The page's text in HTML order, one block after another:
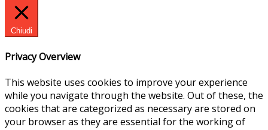
Chiudi
Privacy Overview
This website uses cookies to improve your experience
while you navigate through the website. Out of these, the
cookies that are categorized as necessary are stored on
your browser as they are essential for the working of